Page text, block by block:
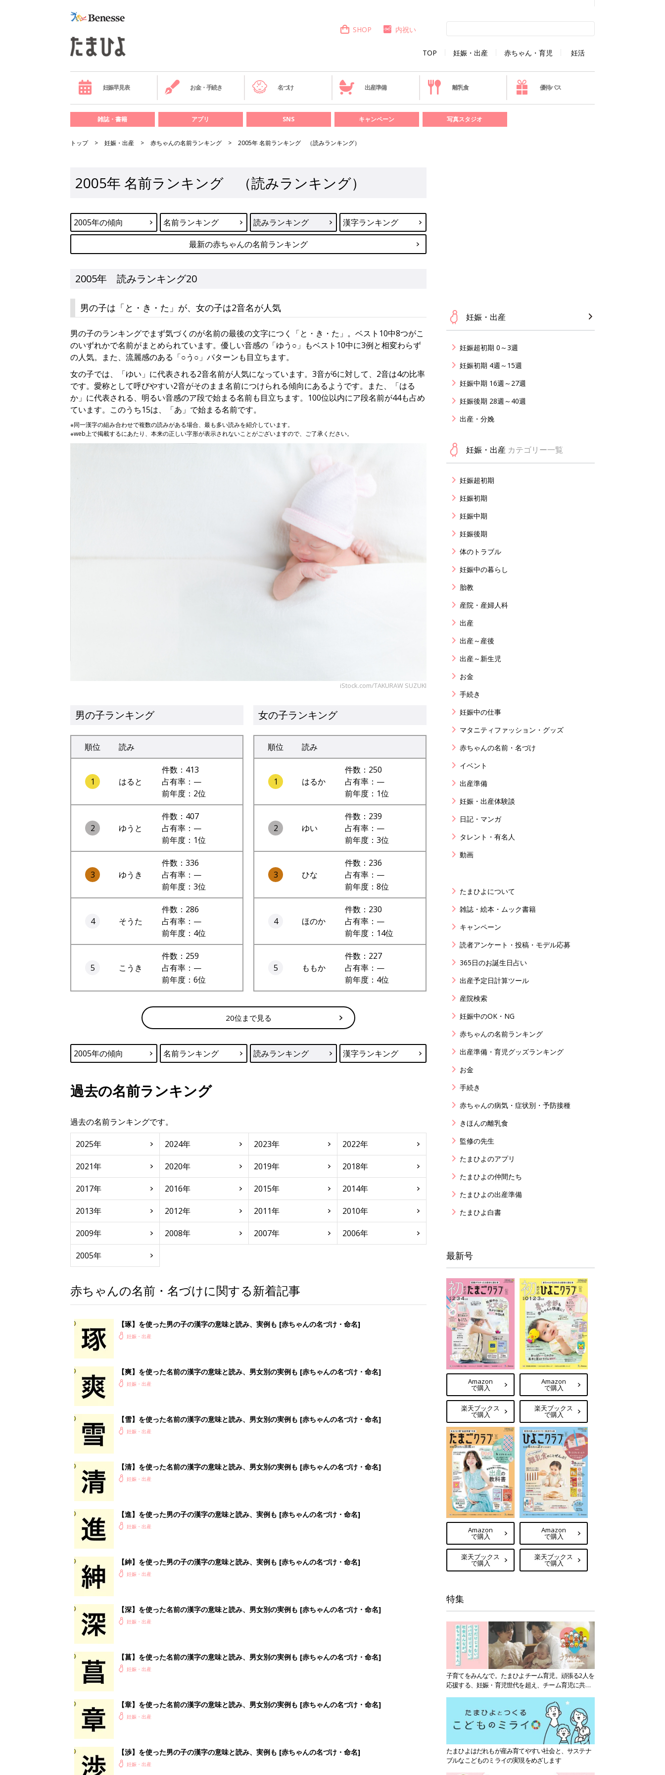
TOP 妊娠・出産 赤ちゃん・育児 妊活
SHOP 内祝い
妊娠早見表 お金・手続き 名づけ 出産準備 離乳食 優待パス
雑誌・書籍 アプリ SNS キャンペーン 写真スタジオ
トップ 妊娠・出産 赤ちゃんの名前ランキング 2005年 名前ランキング （読みランキング）
2005年 名前ランキング （読みランキング）
2005年の傾向 名前ランキング 読みランキング
漢字ランキング
最新の赤ちゃんの名前ランキング
2005年 読みランキング20
男の子は「と・き・た」が、女の子は2音名が人気
男の子のランキングでまず気づくのが名前の最後の文字につく「と・き・た」。ベスト10中8つがこ
のいずれかで名前がまとめられています。優しい音感の「ゆう○」もベスト10中に3例と相変わらず
の人気。また、流麗感のある「○う○」パターンも目立ちます。
女の子では、「ゆい」に代表される2音名前が人気になっています。3音が6に対して、2音は4の比率
です。愛称として呼びやすい2音がそのまま名前につけられる傾向にあるようです。また、「はる
か」に代表される、明るい音感のア段で始まる名前も目立ちます。100位以内にア段名前が44も占め
ています。このうち15は、「あ」で始まる名前です。
※同一漢字の組み合わせで複数の読みがある場合、最も多い読みを紹介しています。
※web上で掲載するにあたり、本来の正しい字形が表示されないことがございますので、ご了承ください。
iStock.com/TAKURAW SUZUKI
男の子ランキング
順位 読み
1 はると
件数：413
占有率：—
前年度：2位
2 ゆうと
件数：407
占有率：—
前年度：1位
3 ゆうき
件数：336
占有率：—
前年度：3位
4 そうた
件数：286
占有率：—
前年度：4位
5 こうき
件数：259
占有率：—
前年度：6位
女の子ランキング
順位 読み
1 はるか
件数：250
占有率：—
前年度：1位
2 ゆい
件数：239
占有率：—
前年度：3位
3 ひな
件数：236
占有率：—
前年度：8位
4 ほのか
件数：230
占有率：—
前年度：14位
5 ももか
件数：227
占有率：—
前年度：4位
20位まで見る
2005年の傾向 名前ランキング 読みランキング 漢字ランキング
過去の名前ランキング
過去の名前ランキングです。
2025年 2024年 2023年 2022年
2021年 2020年 2019年 2018年
2017年 2016年 2015年 2014年
2013年 2012年 2011年 2010年
2009年 2008年 2007年 2006年
2005年
赤ちゃんの名前・名づけに関する新着記事
【琢】を使った男の子の漢字の意味と読み、実例も [赤ちゃんの名づけ・命名]
妊娠・出産
【爽】を使った名前の漢字の意味と読み、男女別の実例も [赤ちゃんの名づけ・命名]
妊娠・出産
【雪】を使った名前の漢字の意味と読み、男女別の実例も [赤ちゃんの名づけ・命名]
妊娠・出産
【清】を使った名前の漢字の意味と読み、男女別の実例も [赤ちゃんの名づけ・命名]
妊娠・出産
【進】を使った男の子の漢字の意味と読み、実例も [赤ちゃんの名づけ・命名]
妊娠・出産
【紳】を使った男の子の漢字の意味と読み、実例も [赤ちゃんの名づけ・命名]
妊娠・出産
【深】を使った名前の漢字の意味と読み、男女別の実例も [赤ちゃんの名づけ・命名]
妊娠・出産
【菖】を使った名前の漢字の意味と読み、男女別の実例も [赤ちゃんの名づけ・命名]
妊娠・出産
【章】を使った名前の漢字の意味と読み、男女別の実例も [赤ちゃんの名づけ・命名]
妊娠・出産
【渉】を使った男の子の漢字の意味と読み、実例も [赤ちゃんの名づけ・命名]
妊娠・出産
妊娠・出産
妊娠超初期 0～3週
妊娠初期 4週～15週
妊娠中期 16週～27週
妊娠後期 28週～40週
出産・分娩
妊娠・出産 カテゴリー一覧
妊娠超初期
妊娠初期
妊娠中期
妊娠後期
体のトラブル
妊娠中の暮らし
胎教
産院・産婦人科
出産
出産～産後
出産～新生児
お金
手続き
妊娠中の仕事
マタニティファッション・グッズ
赤ちゃんの名前・名づけ
イベント
出産準備
妊娠・出産体験談
日記・マンガ
タレント・有名人
動画
たまひよについて
雑誌・絵本・ムック書籍
キャンペーン
読者アンケート・投稿・モデル応募
365日のお誕生日占い
出産予定日計算ツール
産院検索
妊娠中のOK・NG
赤ちゃんの名前ランキング
出産準備・育児グッズランキング
お金
手続き
赤ちゃんの病気・症状別・予防接種
きほんの離乳食
監修の先生
たまひよのアプリ
たまひよの仲間たち
たまひよの出産準備
たまひよ白書
最新号
Amazon
で購入
楽天ブックス
で購入
Amazon
で購入
楽天ブックス
で購入
Amazon
で購入
楽天ブックス
で購入
Amazon
で購入
楽天ブックス
で購入
特集
子育てをみんなで。たまひよチーム育児。頑張る2人を
応援する、妊娠・育児世代を超え、チーム育児に共感
たまひよはだれもが産み育てやすい社会と、サステナ
ブルなこどものミライの実現をめざします